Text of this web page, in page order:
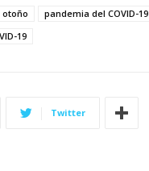
otoño
pandemia del COVID-19
19
Twitter